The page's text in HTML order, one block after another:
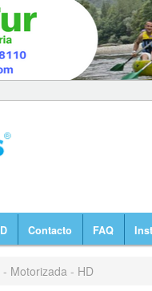
Contacto FAQ
Motorizada - HD